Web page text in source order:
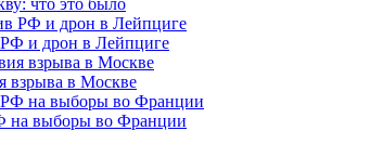
и дрон в Лейпциге
взрыва в Москве
на выборы во Франции